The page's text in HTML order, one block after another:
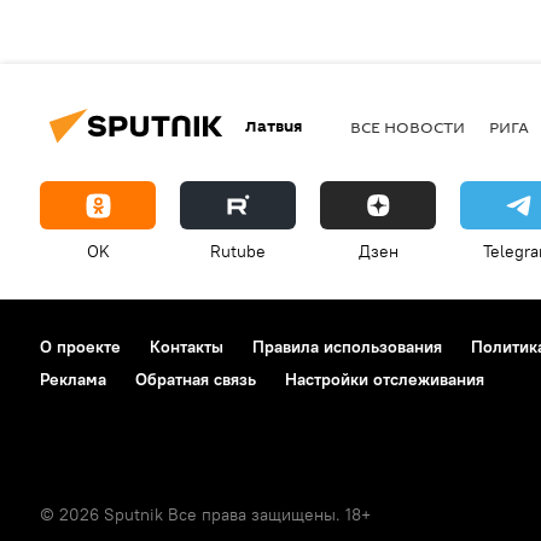
Латвия ВСЕ НОВОСТИ РИГА
OK Rutube Дзен
О проекте Контакты Правила использования
Реклама
Обратная связь Настройки отслеживания
© 2026 Sputnik Все права защищены. 18+